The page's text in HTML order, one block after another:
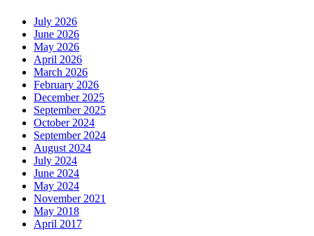
July 2026
June 2026
May 2026
April 2026
March 2026
February 2026
December 2025
September 2025
October 2024
September 2024
August 2024
July 2024
June 2024
May 2024
November 2021
May 2018
April 2017